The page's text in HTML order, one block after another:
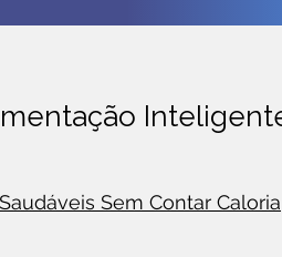
Sem Contar Caloria